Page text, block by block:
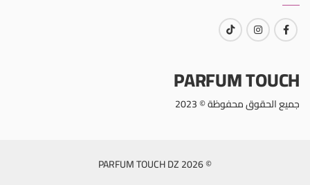
PARFUM TOUCH
جميع الحقوق محفوظة © 2023
© 2026 PARFUM TOUCH DZ